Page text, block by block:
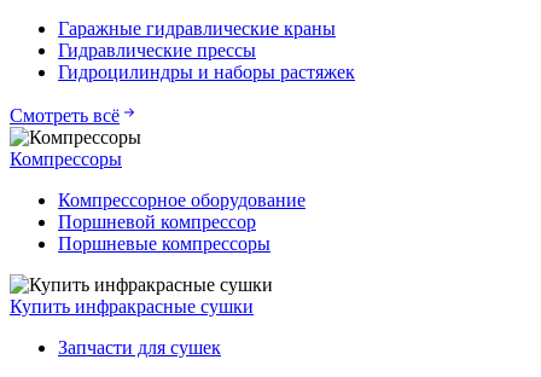
Гаражные гидравлические краны
Гидравлические прессы
Гидроцилиндры и наборы растяжек
Смотреть всё
Компрессоры
Компрессорное оборудование
Поршневой компрессор
Поршневые компрессоры
Купить инфракрасные сушки
Запчасти для сушек